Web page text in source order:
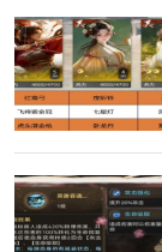
优势：
前期伤害较高，
输出。
如果选择了首充